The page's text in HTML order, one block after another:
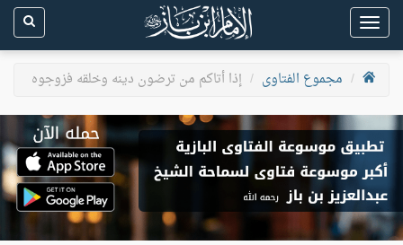
Toggle
navigation
مجموع الفتاوى
إذا أتاكم من ترضون دينه وخلقه فزوجوه